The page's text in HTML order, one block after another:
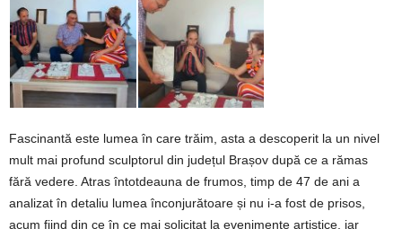
Fascinantă este lumea în care trăim, asta a descoperit la un nivel
mult mai profund sculptorul din județul Brașov după ce a rămas
fără vedere. Atras întotdeauna de frumos, timp de 47 de ani a
analizat în detaliu lumea înconjurătoare și nu i-a fost de prisos,
acum fiind din ce în ce mai solicitat la evenimente artistice, iar